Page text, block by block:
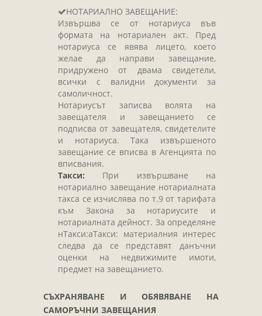
НОТАРИАЛНО ЗАВЕЩАНИЕ:
Извършва се от нотариуса във
формата на нотариален акт. Пред
нотариуса се явява лицето, което
желае да направи завещание,
придружено от двама свидетели,
всички с валидни документи за
самоличност.
Нотариусът записва волята на
завещателя и завещанието се
подписва от завещателя, свидетелите
и нотариуса. Така извършеното
завещание се вписва в Агенцията по
вписвания.
Такси: При извършване на
нотариално завещание нотариалната
такса се изчислява по т.9 от тарифата
към Закона за нотариусите и
нотариалната дейност. За определяне
нТакси:аТакси: материалния интерес
следва да се представят данъчни
оценки на недвижимите имоти,
предмет на завещанието.
СЪХРАНЯВАНЕ И ОБЯВЯВАНЕ НА
САМОРЪЧНИ ЗАВЕЩАНИЯ